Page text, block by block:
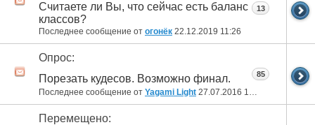
Считаете ли Вы, что сейчас есть баланс
классов?
Последнее сообщение от огонёк 22.12.2019 11:26
13
Опрос:
Порезать кудесов. Возможно финал.
Последнее сообщение от Yagami Light 27.07.2016 14:59
85
Перемещено: